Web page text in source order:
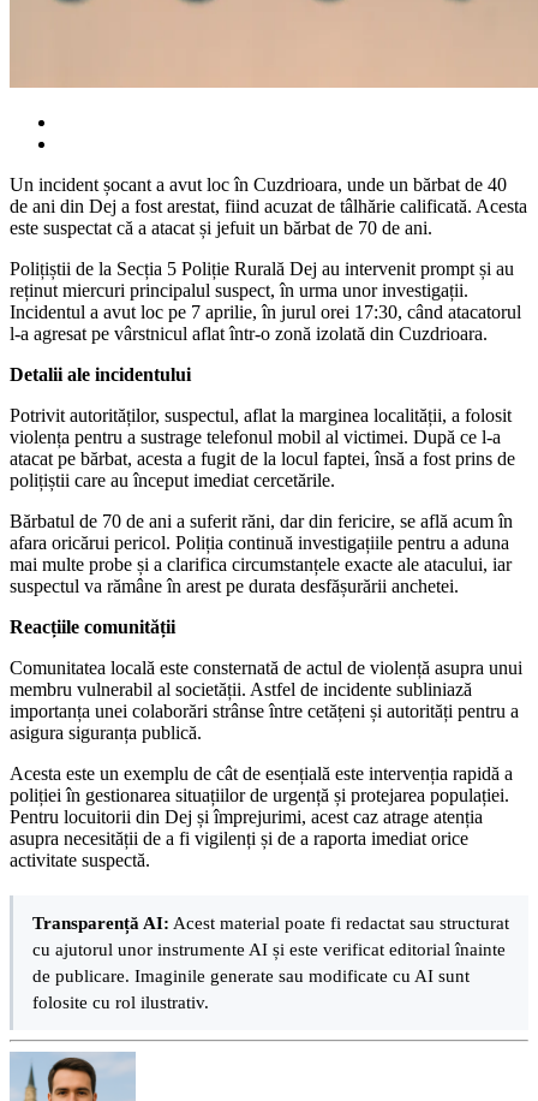
Un incident șocant a avut loc în Cuzdrioara, unde un bărbat de 40
de ani din Dej a fost arestat, fiind acuzat de tâlhărie calificată. Acesta
este suspectat că a atacat și jefuit un bărbat de 70 de ani.
Polițiștii de la Secția 5 Poliție Rurală Dej au intervenit prompt și au
reținut miercuri principalul suspect, în urma unor investigații.
Incidentul a avut loc pe 7 aprilie, în jurul orei 17:30, când atacatorul
l-a agresat pe vârstnicul aflat într-o zonă izolată din Cuzdrioara.
Detalii ale incidentului
Potrivit autorităților, suspectul, aflat la marginea localității, a folosit
violența pentru a sustrage telefonul mobil al victimei. După ce l-a
atacat pe bărbat, acesta a fugit de la locul faptei, însă a fost prins de
polițiștii care au început imediat cercetările.
Bărbatul de 70 de ani a suferit răni, dar din fericire, se află acum în
afara oricărui pericol. Poliția continuă investigațiile pentru a aduna
mai multe probe și a clarifica circumstanțele exacte ale atacului, iar
suspectul va rămâne în arest pe durata desfășurării anchetei.
Reacțiile comunității
Comunitatea locală este consternată de actul de violență asupra unui
membru vulnerabil al societății. Astfel de incidente subliniază
importanța unei colaborări strânse între cetățeni și autorități pentru a
asigura siguranța publică.
Acesta este un exemplu de cât de esențială este intervenția rapidă a
poliției în gestionarea situațiilor de urgență și protejarea populației.
Pentru locuitorii din Dej și împrejurimi, acest caz atrage atenția
asupra necesității de a fi vigilenți și de a raporta imediat orice
activitate suspectă.
Transparență AI: Acest material poate fi redactat sau structurat
cu ajutorul unor instrumente AI și este verificat editorial înainte
de publicare. Imaginile generate sau modificate cu AI sunt
folosite cu rol ilustrativ.